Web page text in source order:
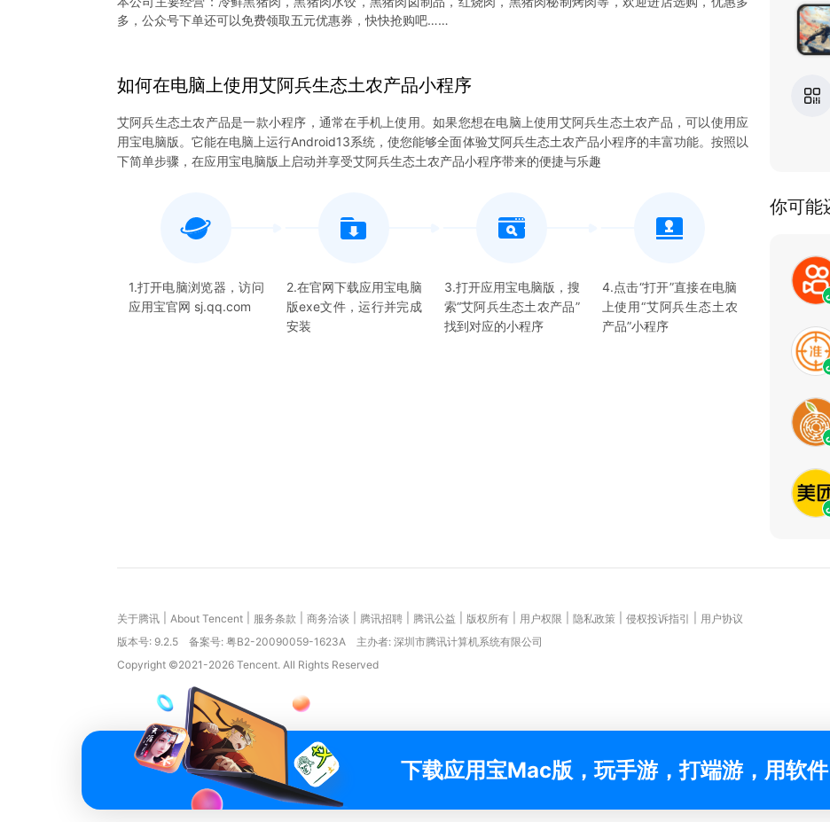
多，公众号下单还可以免费领取五元优惠券，快快抢购吧……
如何在电脑上使用艾阿兵生态土农产品小程序
艾阿兵生态土农产品是一款小程序，通常在手机上使用。如果您想在电脑上使用艾阿兵生态土农产品，可以使用应
用宝电脑版。它能在电脑上运行Android13系统，使您能够全面体验艾阿兵生态土农产品小程序的丰富功能。按照以
下简单步骤，在应用宝电脑版上启动并享受艾阿兵生态土农产品小程序带来的便捷与乐趣
1.打开电脑浏览器，访问
应用宝官网 sj.qq.com
2.在官网下载应用宝电脑
版exe文件，运行并完成
安装
3.打开应用宝电脑版，搜
索“艾阿兵生态土农产品”
找到对应的小程序
4.点击“打开”直接在电脑
上使用“艾阿兵生态土农
产品”小程序
你可能
关于腾讯 About Tencent 服务条款 商务洽谈 腾讯招聘 腾讯公益 版权所有 用户权限 隐私政策 侵权投诉指引
用户协议
版本号: 9.2.5 备案号: 粤B2-20090059-1623A
主办者: 深圳市腾讯计算机系统有限公司
Copyright ©2021-2026 Tencent. All Rights Reserved
下载应用宝Mac版，玩手游，打端游，用软件